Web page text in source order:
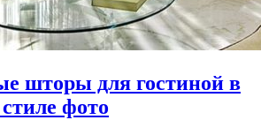
шторы для гостиной в
фото